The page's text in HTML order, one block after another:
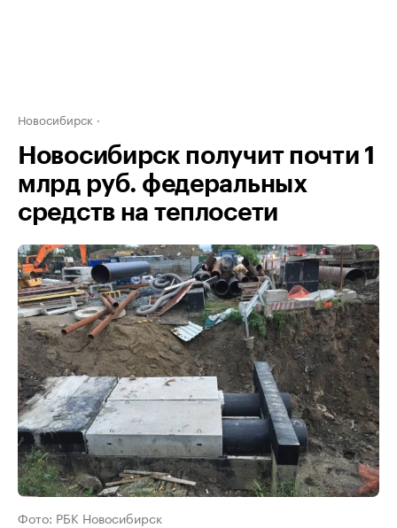
Новосибирск
Новосибирск получит почти 1
млрд руб. федеральных
средств на теплосети
Фото: РБК Новосибирск